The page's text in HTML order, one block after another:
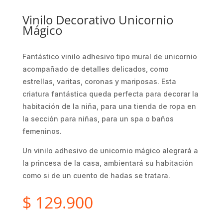
Vinilo Decorativo Unicornio
Mágico
Fantástico vinilo adhesivo tipo mural de unicornio
acompañado de detalles delicados, como
estrellas, varitas, coronas y mariposas. Esta
criatura fantástica queda perfecta para decorar la
habitación de la niña, para una tienda de ropa en
la sección para niñas, para un spa o baños
femeninos.
Un vinilo adhesivo de unicornio mágico alegrará a
la princesa de la casa, ambientará su habitación
como si de un cuento de hadas se tratara.
$ 129.900